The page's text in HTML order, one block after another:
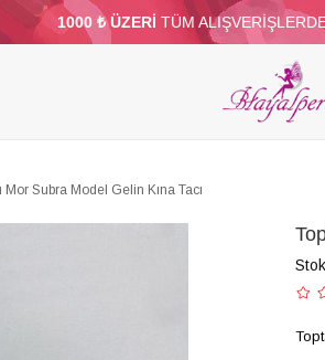
1000 ₺ ÜZERİ TÜM
PARTİ VE SÜS MALZEMELERİ
TOPTAN DİĞER
Mor Subra Model Gelin Kına Tacı